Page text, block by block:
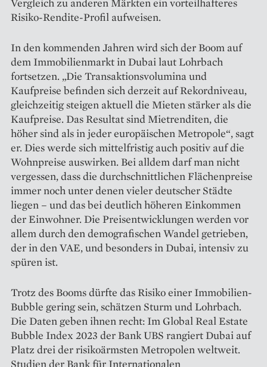
Risiko-Rendite-Profil aufweisen.
In den kommenden Jahren wird sich der Boom auf
dem Immobilienmarkt in Dubai laut Lohrbach
fortsetzen. „Die Transaktionsvolumina und
Kaufpreise befinden sich derzeit auf Rekordniveau,
gleichzeitig steigen aktuell die Mieten stärker als die
Kaufpreise. Das Resultat sind Mietrenditen, die
höher sind als in jeder europäischen Metropole“, sagt
er. Dies werde sich mittelfristig auch positiv auf die
Wohnpreise auswirken. Bei alldem darf man nicht
vergessen, dass die durchschnittlichen Flächenpreise
immer noch unter denen vieler deutscher Städte
liegen – und das bei deutlich höheren Einkommen
der Einwohner. Die Preisentwicklungen werden vor
allem durch den demografischen Wandel getrieben,
der in den VAE, und besonders in Dubai, intensiv zu
spüren ist.
Trotz des Booms dürfte das ­Risiko einer Immobilien-
Bubble gering sein, schätzen Sturm und Lohrbach.
Die Daten geben ihnen recht: Im Global Real Estate
Bubble Index 2023 der Bank UBS rangiert Dubai auf
Platz drei der risikoärmsten Metropolen weltweit.
Studien der Bank für Internationalen